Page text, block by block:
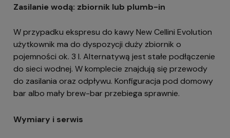
Zasilanie wodą: zbiornik lub plumb-in
W przypadku ekspresu do kawy New Cellini Evolution
użytkownik ma do dyspozycji duży zbiornik o
pojemności ok. 3 l. Alternatywą jest stałe podłączenie
do sieci wodnej. W komplecie znajdują się przewody
do zasilania oraz odpływu. Konfiguracja pod domowy
bar albo mały brew-bar przebiega sprawnie.
Wymiary i serwis